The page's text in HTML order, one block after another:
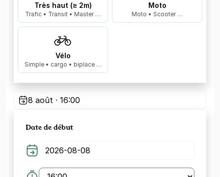
Très haut (≥ 2m)
Trafic • Transit • Master …
Moto
Moto • Scooter …
Vélo
Simple • cargo • biplace …
8 août · 16:00
Date de début